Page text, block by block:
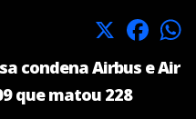
X Facebook
condena Airbus e Air
que matou 228